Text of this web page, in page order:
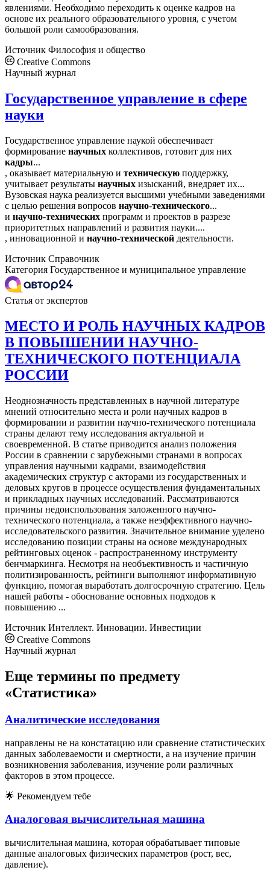
явлениями. Необходимо переходить к оценке кадров на
основе их реального образовательного уровня, с учетом
большой роли самообразования.
Источник Философия и общество
Creative Commons
Научный журнал
Государственное управление в сфере
науки
Государственное управление наукой обеспечивает
формирование научных коллективов, готовит для них
кадры...
, оказывает материальную и техническую поддержку,
учитывает результаты научных изысканий, внедряет их...
Вузовская наука реализуется высшими учебными заведениями
с целью решения вопросов научно-технического...
и научно-технических программ и проектов в разрезе
приоритетных направлений и развития науки....
, инновационной и научно-технической деятельности.
Источник Справочник
Категория Государственное и муниципальное управление
Статья от экспертов
МЕСТО И РОЛЬ НАУЧНЫХ КАДРОВ
В ПОВЫШЕНИИ НАУЧНО-
ТЕХНИЧЕСКОГО ПОТЕНЦИАЛА
РОССИИ
Неоднозначность представленных в научной литературе
мнений относительно места и роли научных кадров в
формировании и развитии научно-технического потенциала
страны делают тему исследования актуальной и
своевременной. В статье приводится анализ положения
России в сравнении с зарубежными странами в вопросах
управления научными кадрами, взаимодействия
академических структур с акторами из государственных и
деловых кругов в процессе осуществления фундаментальных
и прикладных научных исследований. Рассматриваются
причины недоиспользования заложенного научно-
технического потенциала, а также неэффективного научно-
исследовательского развития. Значительное внимание уделено
исследованию позиции страны на основе международных
рейтинговых оценок - распространенному инструменту
бенчмаркинга. Несмотря на необъективность и частичную
политизированность, рейтинги выполняют информативную
функцию, помогая выработать долгосрочную стратегию. Цель
нашей работы - обоснование основных подходов к
повышению ...
Источник Интеллект. Инновации. Инвестиции
Creative Commons
Научный журнал
Еще термины по предмету
«Статистика»
Аналитические исследования
направлены не на констатацию или сравнение статистических
данных заболеваемости и смертности, а на изучение причин
возникновения заболевания, изучение роли различных
факторов в этом процессе.
🌟 Рекомендуем тебе
Аналоговая вычислительная машина
вычислительная машина, которая обрабатывает типовые
данные аналоговых физических параметров (рост, вес,
давление).